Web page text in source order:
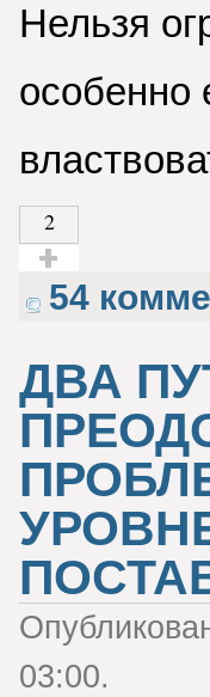
Нельзя
особенно
2
Голос за!
54
ДВА
03:00.